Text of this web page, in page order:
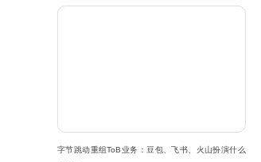
字节跳动重组ToB业务：豆包、飞书、火山扮演什么